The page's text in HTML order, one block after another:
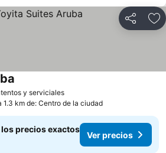
Compartir
y serviciales
1.3 km de: Centro de la ciudad
precios exactos
Ver precios